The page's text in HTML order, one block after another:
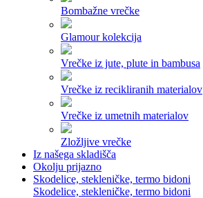
Bombažne vrečke
Glamour kolekcija
Vrečke iz jute, plute in bambusa
Vrečke iz recikliranih materialov
Vrečke iz umetnih materialov
Zložljive vrečke
Iz našega skladišča
Okolju prijazno
Skodelice, stekleničke, termo bidoni
Skodelice, stekleničke, termo bidoni